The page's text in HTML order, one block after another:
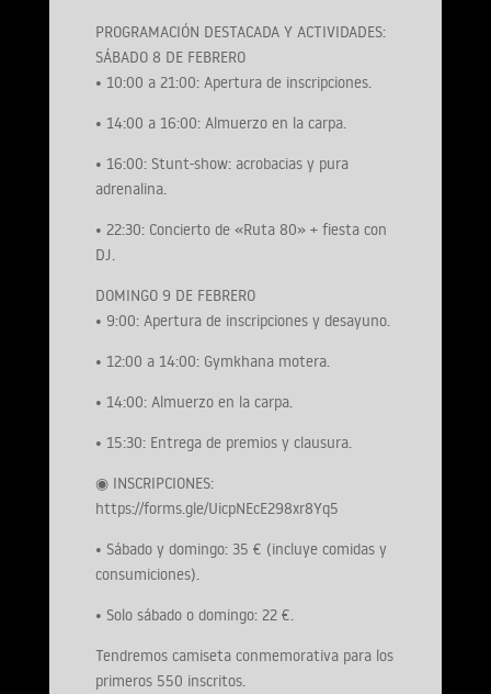
PROGRAMACIÓN DESTACADA Y ACTIVIDADES:
SÁBADO 8 DE FEBRERO
• 10:00 a 21:00: Apertura de inscripciones.
• 14:00 a 16:00: Almuerzo en la carpa.
• 16:00: Stunt-show: acrobacias y pura
adrenalina.
• 22:30: Concierto de «Ruta 80» + fiesta con
DJ.
DOMINGO 9 DE FEBRERO
• 9:00: Apertura de inscripciones y desayuno.
• 12:00 a 14:00: Gymkhana motera.
• 14:00: Almuerzo en la carpa.
• 15:30: Entrega de premios y clausura.
◉ INSCRIPCIONES:
https://forms.gle/UicpNEcE298xr8Yq5
• Sábado y domingo: 35 € (incluye comidas y
consumiciones).
• Solo sábado o domingo: 22 €.
Tendremos camiseta conmemorativa para los
primeros 550 inscritos.